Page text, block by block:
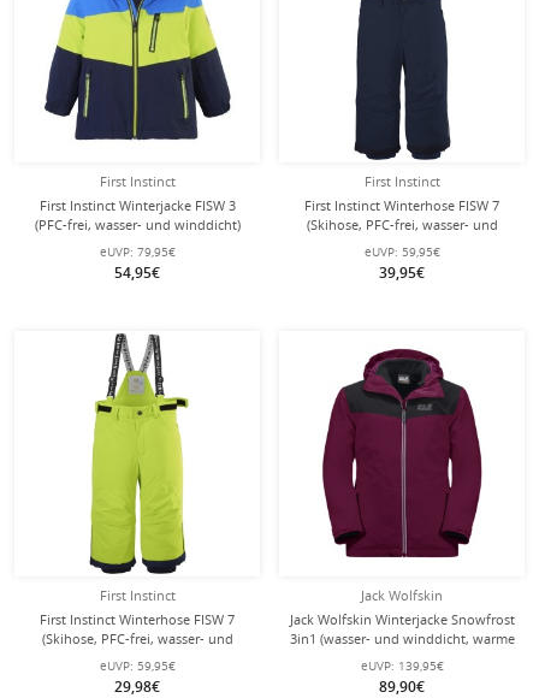
First Instinct
First Instinct Winterjacke FISW 3
(PFC-frei, wasser- und winddicht)
neongelb/blau Kleinkinder
eUVP: 79,95€
54,95€
First Instinct
First Instinct Winterhose FISW 7
(Skihose, PFC-frei, wasser- und
winddicht) dunkelblau Kleinkinder
eUVP: 59,95€
39,95€
First Instinct
First Instinct Winterhose FISW 7
(Skihose, PFC-frei, wasser- und
winddicht) lime Kleinkinder
eUVP: 59,95€
29,98€
Jack Wolfskin
Jack Wolfskin Winterjacke Snowfrost
3in1 (wasser- und winddicht, warme
Fleece-Innenjacke) rubinrot Kinder
(164-176)
eUVP: 139,95€
89,90€